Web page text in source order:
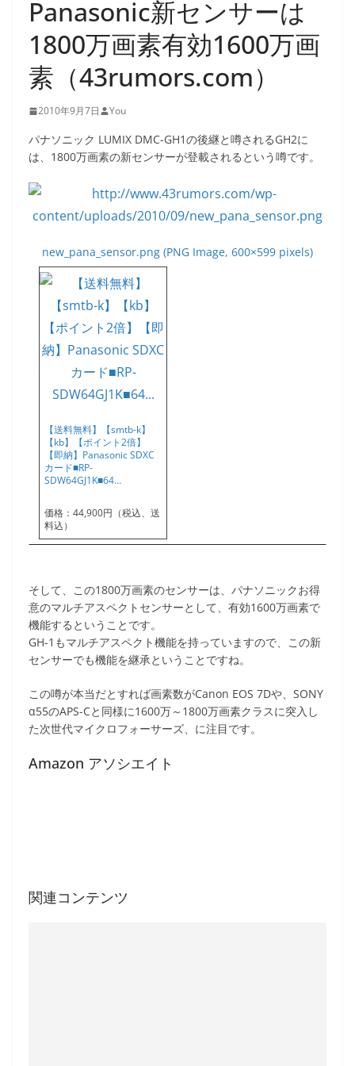
Panasonic新センサーは
1800万画素有効1600万画
素（43rumors.com）
2010年9月7日 You
パナソニック LUMIX DMC-GH1の後継と噂されるGH2に
は、1800万画素の新センサーが登載されるという噂です。
new_pana_sensor.png (PNG Image, 600×599 pixels)
【送料無料】【smtb-k】
【kb】【ポイント2倍】
【即納】Panasonic SDXC
カード■RP-
SDW64GJ1K■64…
価格：44,900円（税込、送
料込）
そして、この1800万画素のセンサーは、パナソニックお得
意のマルチアスペクトセンサーとして、有効1600万画素で
機能するということです。
GH-1もマルチアスペクト機能を持っていますので、この新
センサーでも機能を継承ということですね。
この噂が本当だとすれば画素数がCanon EOS 7Dや、SONY
α55のAPS-Cと同様に1600万～1800万画素クラスに突入し
た次世代マイクロフォーサーズ、に注目です。
Amazon アソシエイト
関連コンテンツ